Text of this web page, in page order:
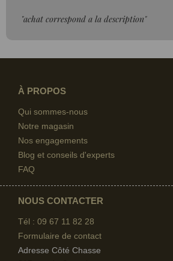
"achat correspond a la description"
À PROPOS
Qui sommes-nous
Notre magasin
Nos engagements
Blog et conseils d'experts
FAQ
NOUS CONTACTER
Tél : 09 67 11 82 28
Formulaire de contact
Adresse Côté Chasse